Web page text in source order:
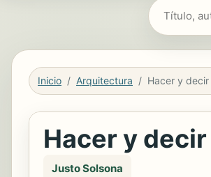
Buscar libros
Inicio Arquitectura Hacer y decir
Hacer y decir
Justo Solsona